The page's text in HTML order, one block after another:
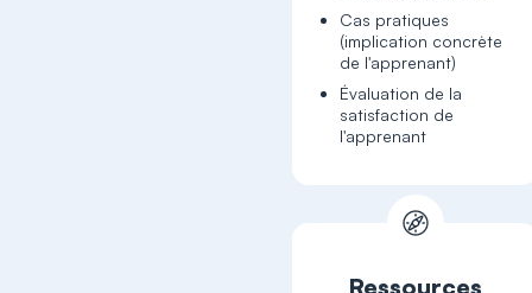
Cas pratiques
(implication concrète
de l'apprenant)
Évaluation de la
satisfaction de
l'apprenant
Ressources